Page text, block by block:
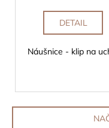
DETAIL
Náušnice - klip na